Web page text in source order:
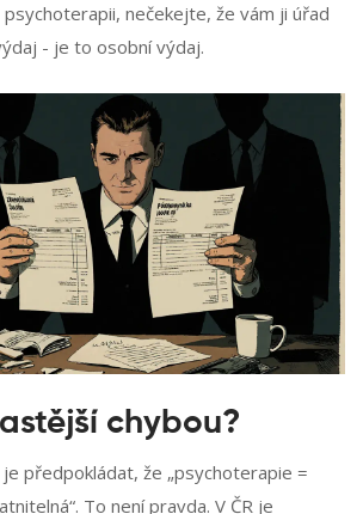
nečekejte, že vám ji úřad
- je to osobní výdaj.
chybou?
předpokládat, že „psychoterapie =
To není pravda. V ČR je